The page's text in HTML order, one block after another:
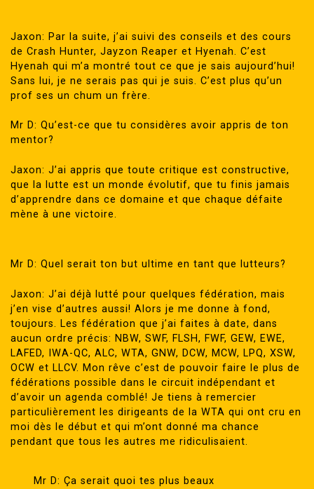
Jaxon: Par la suite, j’ai suivi des conseils et des cours
de Crash Hunter, Jayzon Reaper et Hyenah. C’est
Hyenah qui m’a montré tout ce que je sais aujourd’hui!
Sans lui, je ne serais pas qui je suis. C’est plus qu’un
prof ses un chum un frère.
Mr D: Qu’est-ce que tu considères avoir appris de ton
mentor?
Jaxon: J’ai appris que toute critique est constructive,
que la lutte est un monde évolutif, que tu finis jamais
d’apprendre dans ce domaine et que chaque défaite
mène à une victoire.
Mr D: Quel serait ton but ultime en tant que lutteurs?
Jaxon: J’ai déjà lutté pour quelques fédération, mais
j’en vise d’autres aussi! Alors je me donne à fond,
toujours. Les fédération que j’ai faites à date, dans
aucun ordre précis: NBW, SWF, FLSH, FWF, GEW, EWE,
LAFED, IWA-QC, ALC, WTA, GNW, DCW, MCW, LPQ, XSW,
OCW et LLCV. Mon rêve c’est de pouvoir faire le plus de
fédérations possible dans le circuit indépendant et
d’avoir un agenda comblé! Je tiens à remercier
particulièrement les dirigeants de la WTA qui ont cru en
moi dès le début et qui m’ont donné ma chance
pendant que tous les autres me ridiculisaient.
Mr D: Ça serait quoi tes plus beaux